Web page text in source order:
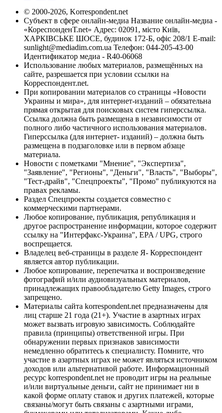
© 2000-2026, Korrespondent.net
Субъект в сфере онлайн-медиа Название онлайн-медиа -
«КореспонденТ.net» Адрес: 02091, місто Київ,
ХАРКІВСЬКЕ ШОСЕ, будинок 172-Б, офіс 208/1 E-mail:
sunlight@mediadim.com.ua Телефон: 044-205-43-00
Идентификатор медиа - R40-06068
Использование любых материалов, размещённых на
сайте, разрешается при условии ссылки на
Корреспондент.net.
При копировании материалов со страницы «Новости
Украины и мира», для интернет-изданий – обязательна
прямая открытая для поисковых систем гиперссылка.
Ссылка должна быть размещена в независимости от
полного либо частичного использования материалов.
Гиперссылка (для интернет- изданий) – должна быть
размещена в подзаголовке или в первом абзаце
материала.
Новости с пометками "Мнение", "Экспертиза",
"Заявление", "Регионы", "Деньги", "Власть", "Выборы",
"Тест-драйв", "Спецпроекты", "Промо" публикуются на
правах рекламы.
Раздел Спецпроекты создается совместно с
коммерческими партнерами.
Любое копирование, публикация, републикация и
другое распространение информации, которое содержит
ссылку на "Интерфакс-Украина", EPA / UPG, строго
воспрещается.
Владелец веб-страницы в разделе Я- Корреспондент
является автор публикации.
Любое копирование, перепечатка и воспроизведение
фотографий и/или аудиовизуальных материалов,
принадлежащих правообладателю Getty Images, строго
запрещено.
Материалы сайта korrespondent.net предназначены для
лиц старше 21 года (21+). Участие в азартных играх
может вызвать игровую зависимость. Соблюдайте
правила (принципы) ответственной игры. При
обнаружении первых признаков зависимости
немедленно обратитесь к специалисту. Помните, что
участие в азартных играх не может являться источником
доходов или альтернативой работе. Информационный
ресурс korrespondent.net не проводит игры на реальные
и/или виртуальные деньги, сайт не принимает ни в
какой форме оплату ставок и других платежей, которые
связаны/могут быть связаны с азартными играми,